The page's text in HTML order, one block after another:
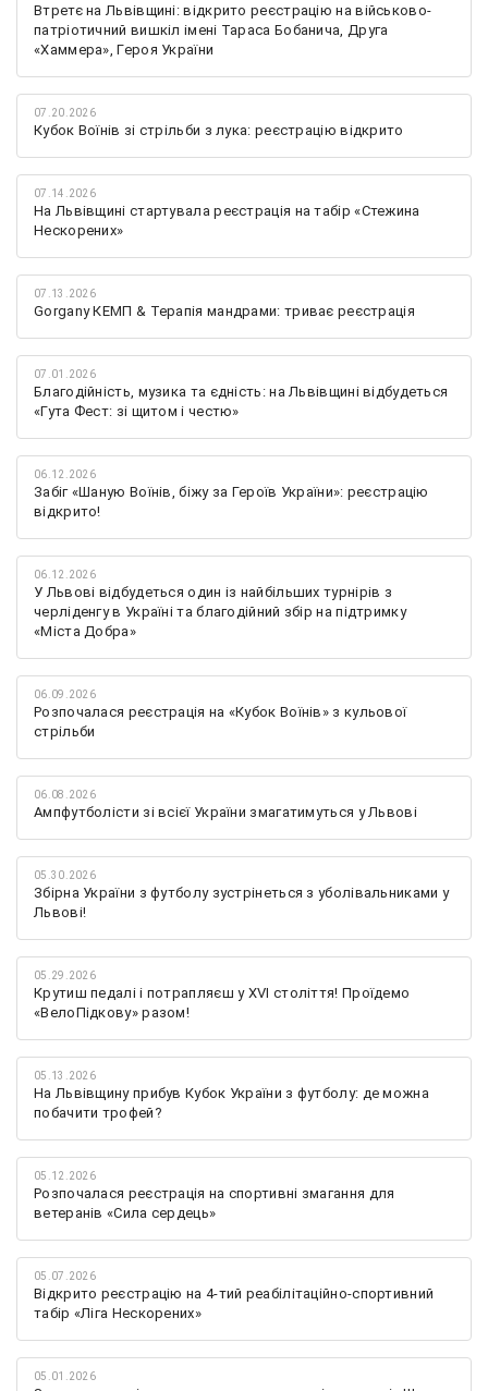
Втретє на Львівщині: відкрито реєстрацію на військово-
патріотичний вишкіл імені Тараса Бобанича, Друга
«Хаммера», Героя України
07.20.2026
Кубок Воїнів зі стрільби з лука: реєстрацію відкрито
07.14.2026
На Львівщині стартувала реєстрація на табір «Стежина
Нескорених»
07.13.2026
Gorgany КЕМП & Терапія мандрами: триває реєстрація
07.01.2026
Благодійність, музика та єдність: на Львівщині відбудеться
«Гута Фест: зі щитом і честю»
06.12.2026
Забіг «Шаную Воїнів, біжу за Героїв України»: реєстрацію
відкрито!
06.12.2026
У Львові відбудеться один із найбільших турнірів з
черліденгу в Україні та благодійний збір на підтримку
«Міста Добра»
06.09.2026
Розпочалася реєстрація на «Кубок Воїнів» з кульової
стрільби
06.08.2026
Ампфутболісти зі всієї України змагатимуться у Львові
05.30.2026
Збірна України з футболу зустрінеться з уболівальниками у
Львові!
05.29.2026
Крутиш педалі і потрапляєш у XVI століття! Проїдемо
«ВелоПідкову» разом!
05.13.2026
На Львівщину прибув Кубок України з футболу: де можна
побачити трофей?
05.12.2026
Розпочалася реєстрація на спортивні змагання для
ветеранів «Сила сердець»
05.07.2026
Відкрито реєстрацію на 4-тий реабілітаційно-спортивний
табір «Ліга Нескорених»
05.01.2026